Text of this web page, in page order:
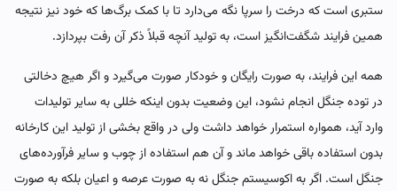
ستبری است که درخت را سرپا نگه می‌دارد تا با کمک برگ‌ها که خود نیز نتیجه
همین فرایند شگفت‌انگیز است، به تولید آنچه قبلاً ذکر آن رفت بپردازد.
همه این فرایند، به صورت رایگان و خودکار صورت می‌گیرد و اگر هیچ دخالتی
در توده جنگل انجام نشود، این وضعیت بدون اینکه خللی به سایر تولیدات
وارد آید، همواره استمرار خواهد داشت ولی در واقع بخشی از تولید این کارخانه
بدون استفاده باقی خواهد ماند و آن هم استفاده از چوب و سایر فرآورده‌های
جنگل است. اگر به اکوسیستم جنگل نه به صورت عرصه و اعیان بلکه به صورت